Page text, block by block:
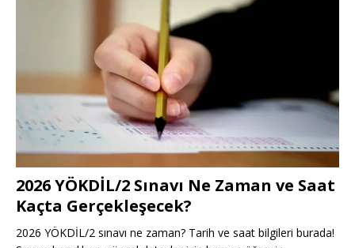
2026 YÖKDİL/2 Sınavı Ne Zaman ve Saat
Kaçta Gerçekleşecek?
2026 YÖKDİL/2 sınavı ne zaman? Tarih ve saat bilgileri burada!